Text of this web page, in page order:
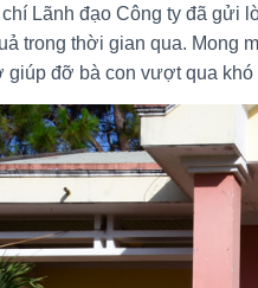
Lãnh đạo Công ty đã
trong thời gian qua. Mong
giúp đỡ bà con vượt qua